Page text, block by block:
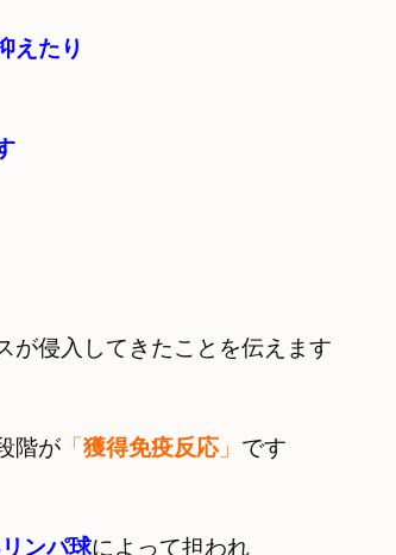
えたり
階が 「 獲得免疫反応」 です
ンパ球によって担われ